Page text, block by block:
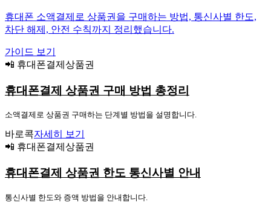
휴대폰 소액결제로 상품권을 구매하는 방법, 통신사별 한도,
차단 해제, 안전 수칙까지 정리했습니다.
가이드 보기
📲 휴대폰결제상품권
휴대폰결제 상품권 구매 방법 총정리
소액결제로 상품권 구매하는 단계별 방법을 설명합니다.
바로콕자세히 보기
📲 휴대폰결제상품권
휴대폰결제 상품권 한도 통신사별 안내
통신사별 한도와 증액 방법을 안내합니다.